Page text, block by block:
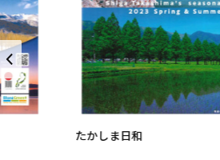
たかしま日和